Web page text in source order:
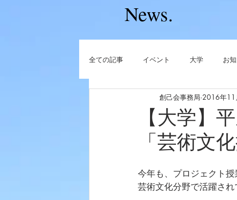
News.
全ての記事 イベント 大学 お
【大学】
「芸術文
創己会事務局 2016年11
今年も、プロジェクト授
芸術文化分野で活躍さ